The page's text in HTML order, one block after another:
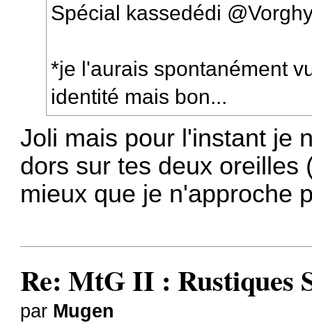
Spécial kassedédi
*je l'aurais spontanément
identité mais bon...
Joli mais pour l'instant je
dors sur tes deux oreilles
mieux que je
Re: MtG II : Rustiques
par Mugen